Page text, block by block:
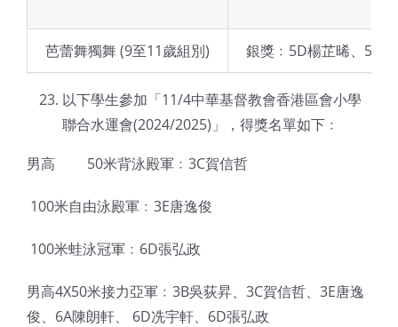
芭蕾舞獨舞 (9至11歲組別) 銀獎﹕5D楊芷晞、5E
以下學生參加「11/4中華基督教會香港區會小學
聯合水運會(2024/2025)」，得獎名單如下﹕
男高  50米背泳殿軍﹕3C賀信哲
 100米自由泳殿軍﹕3E唐逸俊
 100米蛙泳冠軍﹕6D張弘政
男高4X50米接力亞軍﹕3B吳荻昇、3C賀信哲、3E唐逸
俊、6A陳朗軒、 6D冼宇軒、6D張弘政